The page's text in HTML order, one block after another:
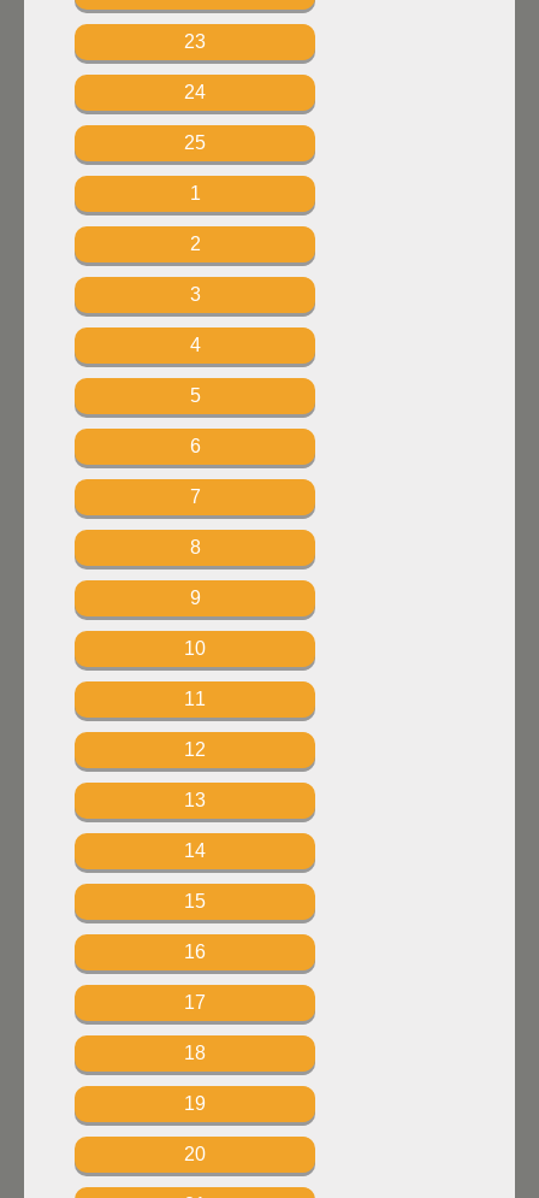
23
24
25
1
2
3
4
5
6
7
8
9
10
11
12
13
14
15
16
17
18
19
20